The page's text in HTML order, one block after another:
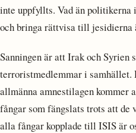
inte uppfyllts. Vad än politikerna
och bringa rättvisa till jesidierna
Sanningen är att Irak och Syrien
terroristmedlemmar i samhället.
allmänna amnestilagen
fångar som fängslats trots att
alla fångar kopplade till ISIS är